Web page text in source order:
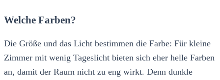
Welche Farben?
Die Größe und das Licht bestimmen die Farbe: Für kleine
Zimmer mit wenig Tageslicht bieten sich eher helle Farben
an, damit der Raum nicht zu eng wirkt. Denn dunkle